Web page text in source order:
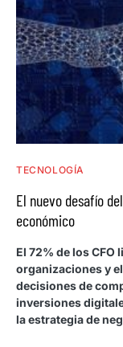
TECNOLOGÍA
El nuevo desafío
económico
El 72% de los
organizaciones y
decisiones de
inversiones
la estrategia de